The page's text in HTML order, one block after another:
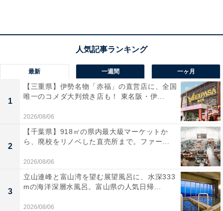
ラッキーポイント……レモンイエロー、ジップアッ
最新 一週間 一ヶ月
1
【三重県】伊勢名物「赤福」の直営店に、全国
唯一のコメダ大判焼き店も！ 東名阪・伊...
2026/08/06
2
【千葉県】918㎡の県内最大級マーケットか
ら、廃校をリノベした直売所まで。ファー...
2026/08/06
3
立山連峰と富山湾を望む展望風呂に、水深333
mの海洋深層水風呂。富山県の人気日帰...
2026/08/06